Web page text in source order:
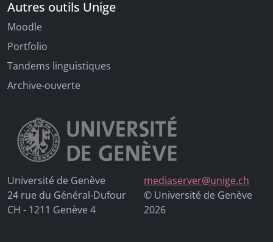
Autres outils Unige
Moodle
Portfolio
Tandems linguistiques
Archive-ouverte
Université de Genève
24 rue du Général-Dufour
CH - 1211 Genève 4
mediaserver@unige.ch
© Université de Genève
2026